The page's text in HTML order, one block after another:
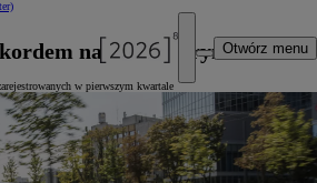
Otwórz menu
na polskim rynku
w pierwszym kwartale